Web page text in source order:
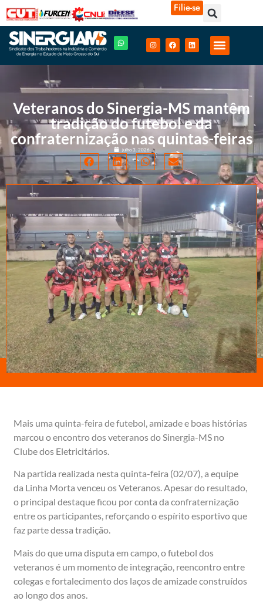
Filie-se
Veteranos do Sinergia-MS mantêm
tradição do futebol e da
confraternização nas quintas-feiras
julho 3, 2026
Mais uma quinta-feira de futebol, amizade e boas histórias
marcou o encontro dos veteranos do Sinergia-MS no
Clube dos Eletricitários.
Na partida realizada nesta quinta-feira (02/07), a equipe
da Linha Morta venceu os Veteranos. Apesar do resultado,
o principal destaque ficou por conta da confraternização
entre os participantes, reforçando o espírito esportivo que
faz parte dessa tradição.
Mais do que uma disputa em campo, o futebol dos
veteranos é um momento de integração, reencontro entre
colegas e fortalecimento dos laços de amizade construídos
ao longo dos anos.